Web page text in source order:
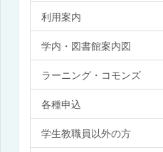
利用案内
学内・図書館案内図
ラーニング・コモンズ
各種申込
学生教職員以外の方